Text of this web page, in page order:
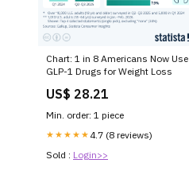
Chart: 1 in 8 Americans Now Use
GLP-1 Drugs for Weight Loss
US$ 28.21
Min. order: 1 piece
★★★★★ 4.7 (8 reviews)
Sold : Login>>